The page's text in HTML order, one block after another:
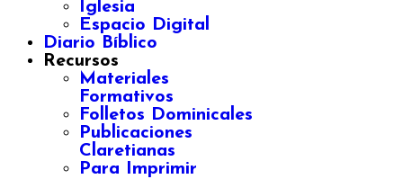
Iglesia
Espacio Digital
Diario Bíblico
Recursos
Materiales
Formativos
Folletos Dominicales
Publicaciones
Claretianas
Para Imprimir